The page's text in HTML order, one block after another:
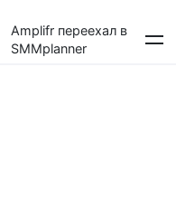
Amplifr переехал в
SMMplanner